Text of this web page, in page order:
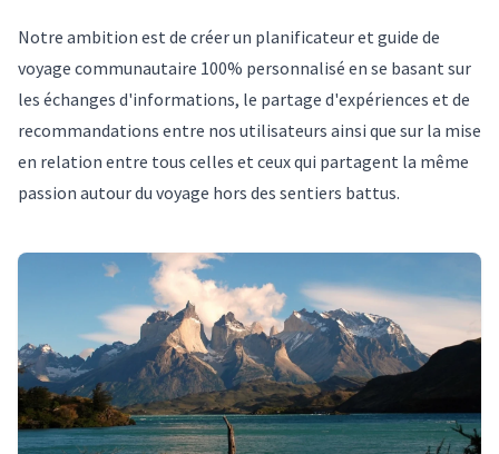
Notre ambition est de créer un planificateur et guide de
voyage communautaire 100% personnalisé en se basant sur
les échanges d'informations, le partage d'expériences et de
recommandations entre nos utilisateurs ainsi que sur la mise
en relation entre tous celles et ceux qui partagent la même
passion autour du voyage hors des sentiers battus.